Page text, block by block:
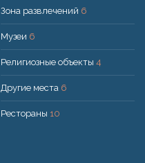
Зона развлечений 6
Музеи 6
Религиозные объекты 4
Другие места 6
Рестораны 10